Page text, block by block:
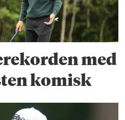
med
komisk